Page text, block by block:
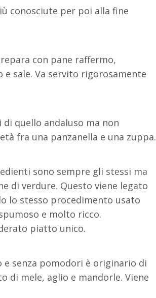
conosciute per poi alla fine
con pane raffermo,
sale. Va servito rigorosamente
quello andaluso ma non
fra una panzanella e una zuppa.
sono sempre gli stessi ma
di verdure. Questo viene legato
lo stesso procedimento usato
e molto ricco.
piatto unico.
e senza pomodori è originario di
di mele, aglio e mandorle. Viene